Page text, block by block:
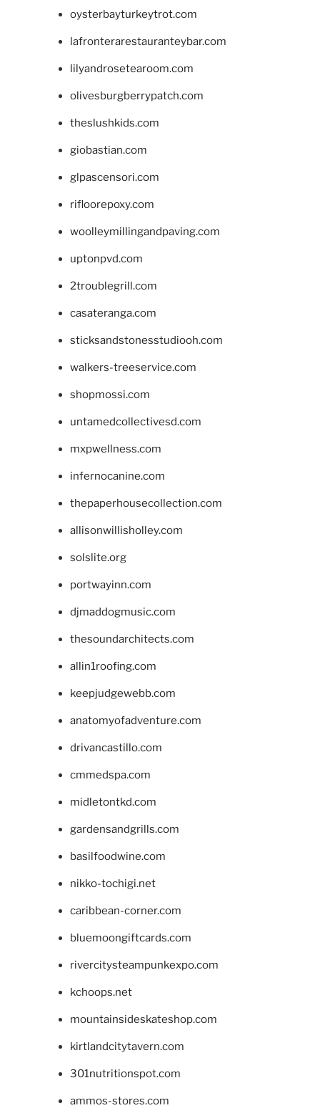
oysterbayturkeytrot.com
lafronterarestauranteybar.com
lilyandrosetearoom.com
olivesburgberrypatch.com
theslushkids.com
giobastian.com
glpascensori.com
rifloorepoxy.com
woolleymillingandpaving.com
uptonpvd.com
2troublegrill.com
casateranga.com
sticksandstonesstudiooh.com
walkers-treeservice.com
shopmossi.com
untamedcollectivesd.com
mxpwellness.com
infernocanine.com
thepaperhousecollection.com
allisonwillisholley.com
solslite.org
portwayinn.com
djmaddogmusic.com
thesoundarchitects.com
allin1roofing.com
keepjudgewebb.com
anatomyofadventure.com
drivancastillo.com
cmmedspa.com
midletontkd.com
gardensandgrills.com
basilfoodwine.com
nikko-tochigi.net
caribbean-corner.com
bluemoongiftcards.com
rivercitysteampunkexpo.com
kchoops.net
mountainsideskateshop.com
kirtlandcitytavern.com
301nutritionspot.com
ammos-stores.com